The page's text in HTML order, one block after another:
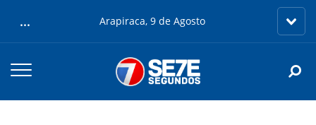
... Arapiraca, 9 de Agosto